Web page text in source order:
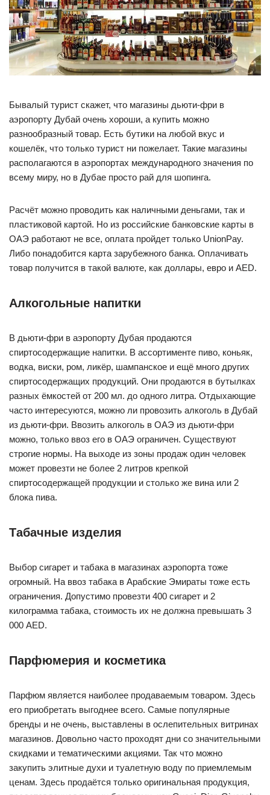
Бывалый турист скажет, что магазины дьюти-фри в
аэропорту Дубай очень хороши, а купить можно
разнообразный товар. Есть бутики на любой вкус и
кошелёк, что только турист ни пожелает. Такие магазины
располагаются в аэропортах международного значения по
всему миру, но в Дубае просто рай для шопинга.
Расчёт можно проводить как наличными деньгами, так и
пластиковой картой. Но из российские банковские карты в
ОАЭ работают не все, оплата пройдет только UnionPay.
Либо понадобится карта зарубежного банка. Оплачивать
товар получится в такой валюте, как доллары, евро и AED.
Алкогольные напитки
В дьюти-фри в аэропорту Дубая продаются
спиртосодержащие напитки. В ассортименте пиво, коньяк,
водка, виски, ром, ликёр, шампанское и ещё много других
спиртосодержащих продукций. Они продаются в бутылках
разных ёмкостей от 200 мл. до одного литра. Отдыхающие
часто интересуются, можно ли провозить алкоголь в Дубай
из дьюти-фри. Ввозить алкоголь в ОАЭ из дьюти-фри
можно, только ввоз его в ОАЭ ограничен. Существуют
строгие нормы. На выходе из зоны продаж один человек
может провезти не более 2 литров крепкой
спиртосодержащей продукции и столько же вина или 2
блока пива.
Табачные изделия
Выбор сигарет и табака в магазинах аэропорта тоже
огромный. На ввоз табака в Арабские Эмираты тоже есть
ограничения. Допустимо провезти 400 сигарет и 2
килограмма табака, стоимость их не должна превышать 3
000 AED.
Парфюмерия и косметика
Парфюм является наиболее продаваемым товаром. Здесь
его приобретать выгоднее всего. Самые популярные
бренды и не очень, выставлены в ослепительных витринах
магазинов. Довольно часто проходят дни со значительными
скидками и тематическими акциями. Так что можно
закупить элитные духи и туалетную воду по приемлемым
ценам. Здесь продаётся только оригинальная продукция,